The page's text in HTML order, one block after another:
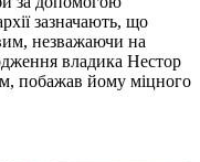
зазначають, що
незважаючи на
владика Нестор
побажав йому міцного